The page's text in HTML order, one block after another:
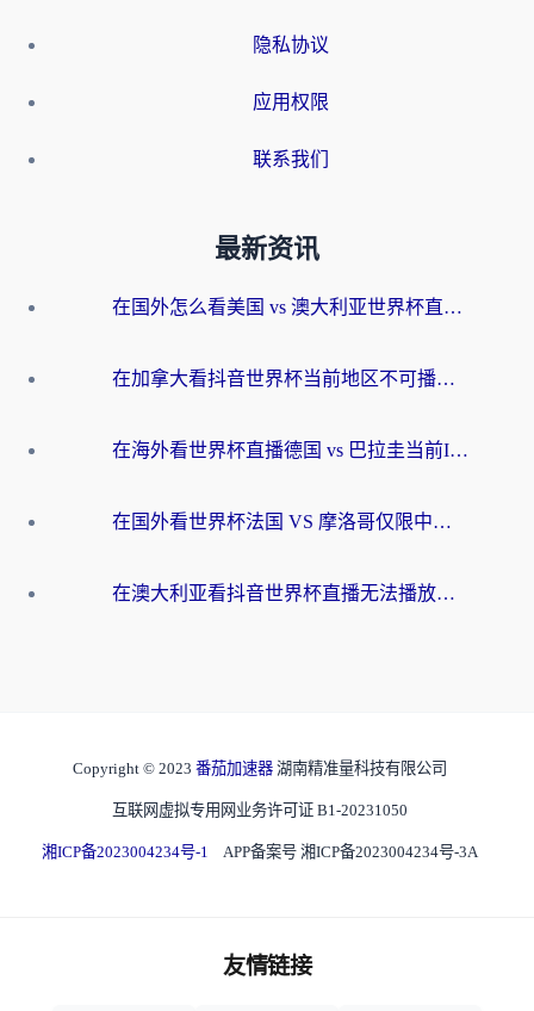
隐私协议
应用权限
联系我们
最新资讯
在国外怎么看美国 vs 澳大利亚世界杯直播？海外党必藏的中文解说观赛指南
在加拿大看抖音世界杯当前地区不可播放？海外党体育观赛终极指南
在海外看世界杯直播德国 vs 巴拉圭当前IP受限制？这篇指南帮你轻松解决地区限制
在国外看世界杯法国 VS 摩洛哥仅限中国大陆？别让地域限制拦下你的欢呼
在澳大利亚看抖音世界杯直播无法播放？海外党体育观赛终极指南来了！
Copyright © 2023 番茄加速器 湖南精准量科技有限公司
互联网虚拟专用网业务许可证 B1-20231050
湘ICP备2023004234号-1 APP备案号 湘ICP备2023004234号-3A
友情链接